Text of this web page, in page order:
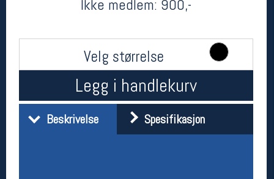
Ikke medlem: 900,-
Velg størrelse
Legg i handlekurv
Beskrivelse Spesifikasjon
Her finner du oss
Torggata 20
Telefon: 23 32 62 00
(telefontid man-fredag klokken 10-13)
Om oss
Kontakt oss